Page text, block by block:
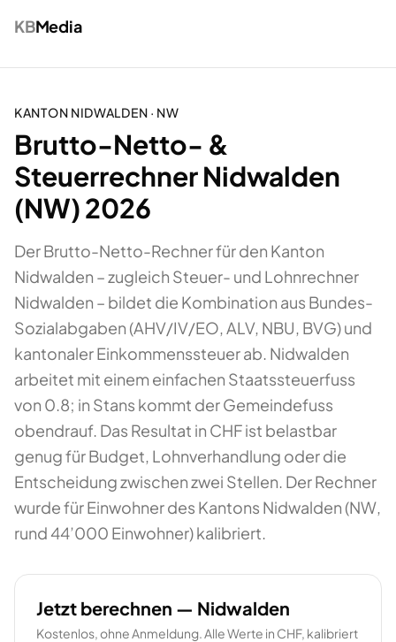
KBMedia
KANTON NIDWALDEN · NW
Brutto-Netto- &
Steuerrechner Nidwalden
(NW) 2026
Der Brutto-Netto-Rechner für den Kanton
Nidwalden – zugleich Steuer- und Lohnrechner
Nidwalden – bildet die Kombination aus Bundes-
Sozialabgaben (AHV/IV/EO, ALV, NBU, BVG) und
kantonaler Einkommenssteuer ab. Nidwalden
arbeitet mit einem einfachen Staatssteuerfuss
von 0.8; in Stans kommt der Gemeindefuss
obendrauf. Das Resultat in CHF ist belastbar
genug für Budget, Lohnverhandlung oder die
Entscheidung zwischen zwei Stellen. Der Rechner
wurde für Einwohner des Kantons Nidwalden (NW,
rund 44’000 Einwohner) kalibriert.
Jetzt berechnen — Nidwalden
Kostenlos, ohne Anmeldung. Alle Werte in CHF, kalibriert